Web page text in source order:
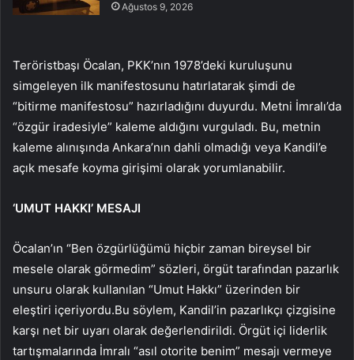
Ağustos 9, 2026
Teröristbaşı Öcalan, PKK’nın 1978’deki kuruluşunu
simgeleyen ilk manifestosunu hatırlatarak şimdi de
“bitirme manifestosu” hazırladığını duyurdu. Metni İmralı’da
“özgür iradesiyle” kaleme aldığını vurguladı. Bu, metnin
kaleme alınışında Ankara’nın dahli olmadığı veya Kandil’e
açık mesafe koyma girişimi olarak yorumlanabilir.
‘UMUT HAKKI’ MESAJI
Öcalan’ın “Ben özgürlüğümü hiçbir zaman bireysel bir
mesele olarak görmedim” sözleri, örgüt tarafından pazarlık
unsuru olarak kullanılan “Umut Hakkı” üzerinden bir
eleştiri içeriyordu.Bu söylem, Kandil’in pazarlıkçı çizgisine
karşı net bir uyarı olarak değerlendirildi. Örgüt içi liderlik
tartışmalarında İmralı “asıl otorite benim” mesajı vermeye